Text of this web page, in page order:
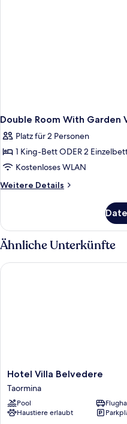
Double Room With Garden
Platz für 2 Personen
1 King-Bett ODER 2
Kostenloses WLAN
Weitere Details
Weitere
Room
With
Garden
Ähnliche Unterkünfte
Hotel
Villa
Belvedere
Taormina
Hotel Villa Belvedere
Taormina
Pool
Haustiere erlaubt
Hotel Villa Belvedere